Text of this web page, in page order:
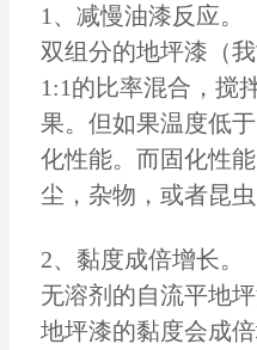
1、减慢油漆反应。
双组分的地坪漆 （
1:1的比率混合，搅
果。但如果温度低
化性能。而固化性
尘，杂物，或者昆
2、黏度成倍增长。
无溶剂的自流平地
地坪漆的黏度会成